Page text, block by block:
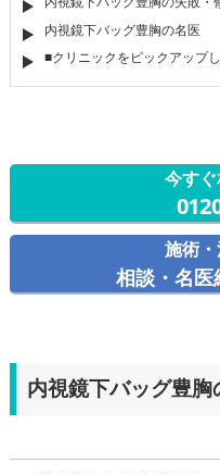
内視鏡下バッグ豊胸の名医
■クリニックをピックアップ
今す
施術
相談・名医
内視鏡下バッグ豊胸